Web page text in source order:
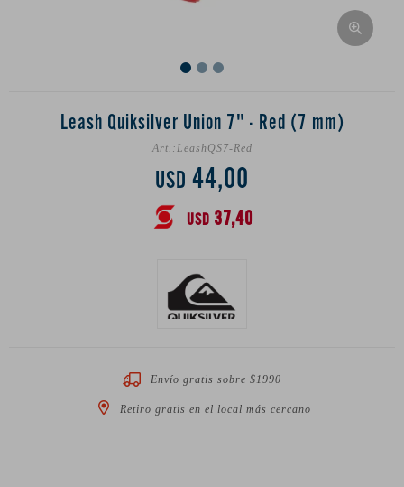
Leash Quiksilver Union 7" - Red (7 mm)
LeashQS7-Red
USD 44,00
USD 37,40
Envío gratis sobre $1990
Retiro gratis en el local más cercano